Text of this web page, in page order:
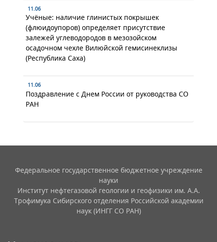
11.06
Учёные: наличие глинистых покрышек
(флюидоупоров) определяет присутствие
залежей углеводородов в мезозойском
осадочном чехле Вилюйской гемисинеклизы
(Республика Саха)
11.06
Поздравление с Днем России от руководства СО
РАН
Федеральное государственное бюджетное учреждение
науки
Институт нефтегазовой геологии и геофизики им. А.А.
Трофимука Сибирского отделения Российской академии
наук (ИНГГ СО РАН)